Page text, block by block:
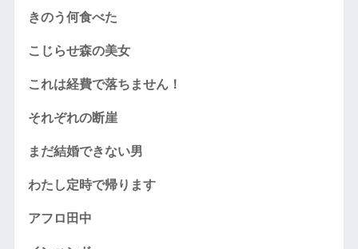
きのう何食べた
こじらせ森の美女
これは経費で落ちません！
それぞれの断崖
まだ結婚できない男
わたし定時で帰ります
アフロ田中